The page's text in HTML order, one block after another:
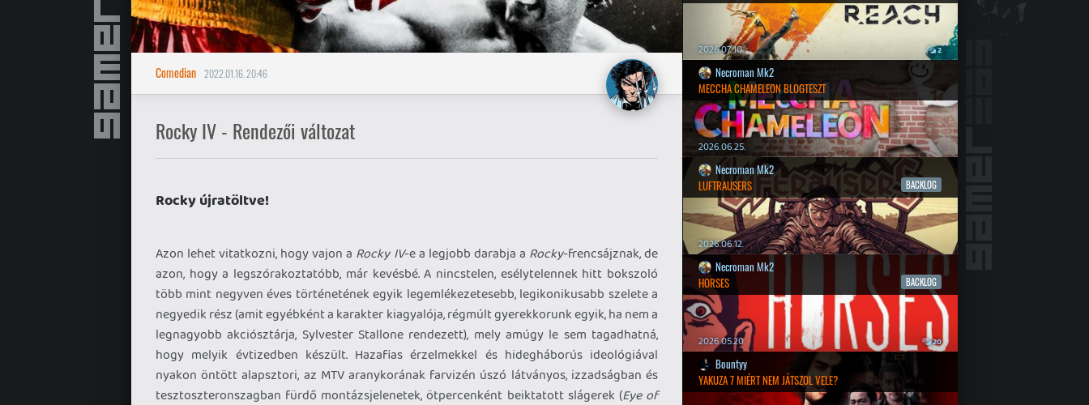
Comedian 2022.01.16. 20:46
Rocky IV - Rendezői változat
Rocky újratöltve!
Azon lehet vitatkozni, hogy vajon a Rocky IV-e a legjobb darabja a Rocky-frencsájznak, de
azon, hogy a legszórakoztatóbb, már kevésbé. A nincstelen, esélytelennek hitt bokszoló
több mint negyven éves történetének egyik legemlékezetesebb, legikonikusabb szelete a
negyedik rész (amit egyébként a karakter kiagyalója, régmúlt gyerekkorunk egyik, ha nem a
legnagyobb akciósztárja, Sylvester Stallone rendezett), mely amúgy le sem tagadhatná,
hogy melyik évtizedben készült. Hazafias érzelmekkel és hidegháborús ideológiával
nyakon öntött alapsztori, az MTV aranykorának farvizén úszó látványos, izzadságban és
tesztoszteronszagban fürdő montázsjelenetek, ötpercenként beiktatott slágerek (Eye of
2026.07.10. 2
Necroman Mk2
MECCHA CHAMELEON BLOGTESZT
2026.06.25.
Necroman Mk2
LUFTRAUSERS
BACKLOG
2026.06.12.
Necroman Mk2
HORSES
BACKLOG
2026.05.20. 20
Bountyy
YAKUZA 7 MIÉRT NEM JÁTSZOL VELE?